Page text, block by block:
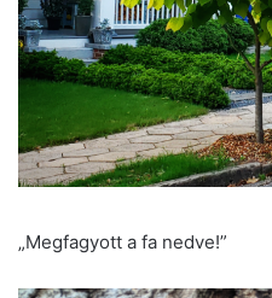
„Megfagyott a fa nedve!”